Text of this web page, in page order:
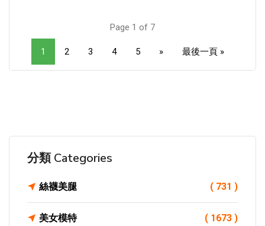
Page 1 of 7
1 2 3 4 5 » 最後一頁 »
分類 Categories
絲襪美腿 ( 731 )
美女模特 ( 1673 )